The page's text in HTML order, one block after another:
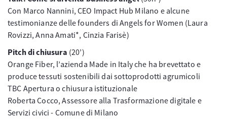
Con Marco Nannini, CEO Impact Hub Milano e alcune
testimonianze delle founders di Angels for Women (Laura
Rovizzi, Anna Amati*, Cinzia Farisè)
Pitch di chiusura (20’)
Orange Fiber, l’azienda Made in Italy che ha brevettato e
produce tessuti sostenibili dai sottoprodotti agrumicoli
TBC Apertura o chiusura istituzionale
Roberta Cocco, Assessore alla Trasformazione digitale e
Servizi civici - Comune di Milano